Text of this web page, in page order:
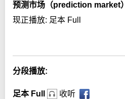
预测市场（prediction market）
现正播放: 足本 Full
分段播放:
足本 Full 收听